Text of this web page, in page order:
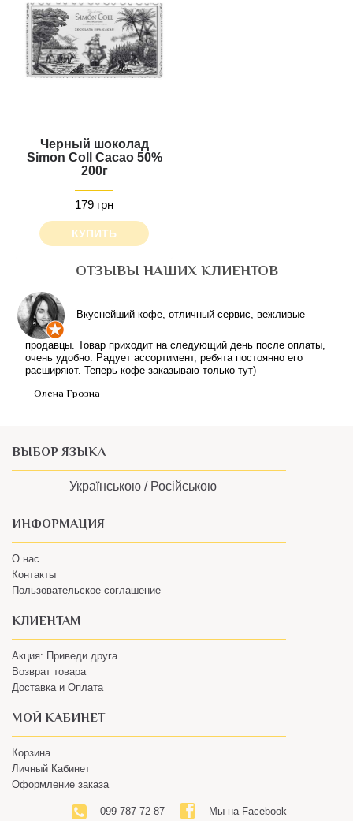
Черный шоколад
Simon Coll Cacao 50%
200г
179 грн
КУПИТЬ
ОТЗЫВЫ НАШИХ КЛИЕНТОВ
Вкуснейший кофе, отличный сервис, вежливые
продавцы. Товар приходит на следующий день после оплаты,
очень удобно. Радует ассортимент, ребята постоянно его
расширяют. Теперь кофе заказываю только тут)
- Олена Грозна
КЛИЕНТАМ
Доставка и Оплата
МОЙ КАБИНЕТ
Оформление заказа
099 787 72 87